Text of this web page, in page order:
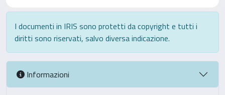
I documenti in IRIS sono protetti da copyright e tutti i
diritti sono riservati, salvo diversa indicazione.
Informazioni